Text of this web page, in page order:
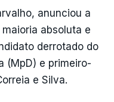
anunciou a
absoluta e
derrotado do
(MpD) e primeiro-
e Silva.